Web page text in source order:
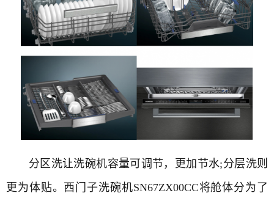
分区洗让洗碗机容量可调节，更加节水;分层洗则
更为体贴。西门子洗碗机SN67ZX00CC将舱体分为了